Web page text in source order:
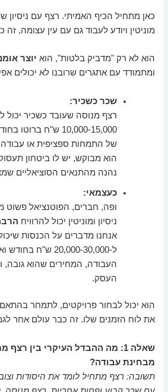
כאן מתחיל הכיף האמיתי. רצף עם
מוניטין ויודע לעבוד גם עם עין עצומה,
הוא לא רק "מדביק בלטות", הוא יוצר
ומתמודד עם אתגרים שרובנו לא יכולים
שכר כשכיר:
רצף מנוסה שעובד כשכיר יכול
10,000-15,000 ש"ח
של התמחות ספציפית או עבודה
הוא מבוקש, יש לו ביטחון
נהנה מהתנאים הסוציאליים
כעצמאי:
ופה, חברים, הפוטנציאל פשוט
ניסיון ומוניטין יכול להרוויח
אנחנו מדברים על הכנסות
ל-20,000-30,000
העבודה, המחירים שהוא גובה,
העסק.
הוא יכול לבחור פרויקטים, לתמחר
את לוח הזמנים שלו. זה כבר עולם אחר
שאלה 1: מה ההבדל העיקרי בין
מבחינת עבודה?
תשובה: רצף מתחיל לומד את היסודות